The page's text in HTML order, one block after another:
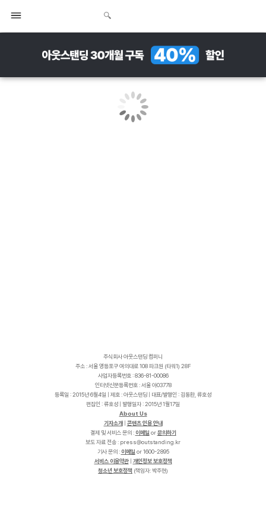
주식회사 아웃스탠딩 컴퍼니
주소 : 서울 영등포구 여의대로 108 파크원 (타워1) 28F
사업자등록번호 : 836-81-00086
인터넷신문등록번호 : 서울 아03778
등록일 : 2015년 6월4일 | 제호 : 아웃스탠딩 | 대표/발행인 : 김동환, 류호성
편집인 : 류호성 | 발행일자 : 2015년 1월17일
About Us
기자소개
콘텐츠 인용 안내
결제 및 서비스 문의 : 이메일 or문의하기
보도 자료 전송 :
r
k
.
g
n
i
d
n
a
t
s
t
u
o
@
s
s
e
r
p
기사 문의 : 이메일 or 1600-2895
서비스 이용약관| 개인정보 보호정책
청소년 보호정책 (책임자: 박주현)